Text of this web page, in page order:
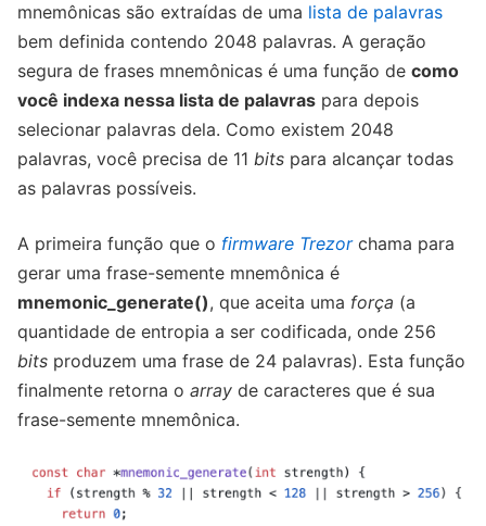
mnemônicas são extraídas de uma lista de palavras
bem definida contendo 2048 palavras. A geração
segura de frases mnemônicas é uma função de como
você indexa nessa lista de palavras para depois
selecionar palavras dela. Como existem 2048
palavras, você precisa de 11 bits para alcançar todas
as palavras possíveis.
A primeira função que o firmware Trezorchama para
gerar uma frase-semente mnemônica é
mnemonic_generate(), que aceita uma força (a
quantidade de entropia a ser codificada, onde 256
bits produzem uma frase de 24 palavras). Esta função
finalmente retorna o array de caracteres que é sua
frase-semente mnemônica.